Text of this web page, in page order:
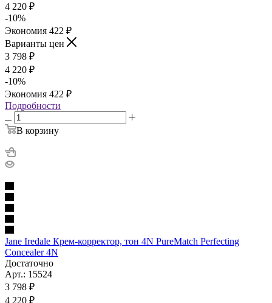
4 220 ₽
-10%
Экономия 422 ₽
Варианты цен
3 798 ₽
4 220 ₽
-10%
Экономия 422 ₽
Подробности
В корзину
Jane Iredale Крем-корректор, тон 4N PureMatch Perfecting
Concealer 4N
Достаточно
Арт.: 15524
3 798 ₽
4 220 ₽